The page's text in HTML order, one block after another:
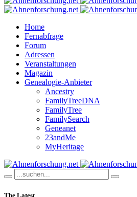
Home
Fernabfrage
Forum
Adressen
Veranstaltungen
Magazin
Genealogie-Anbieter
Ancestry
FamilyTreeDNA
FamilyTree
FamilySearch
Geneanet
23andMe
MyHeritage
The Latest